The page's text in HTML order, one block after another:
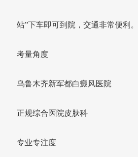
站”下车即可到院，交通非常便利。
考量角度
乌鲁木齐新军都白癜风医院
正规综合医院皮肤科
专业专注度